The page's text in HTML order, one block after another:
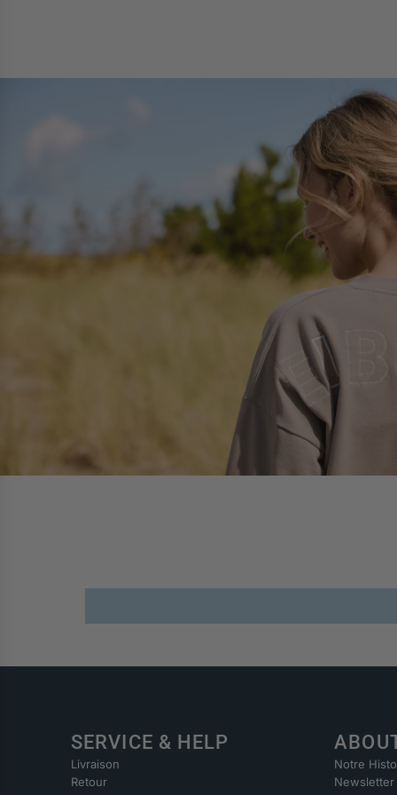
SERVICE & HELP
Livraison
Retour
Notre
Newsletter